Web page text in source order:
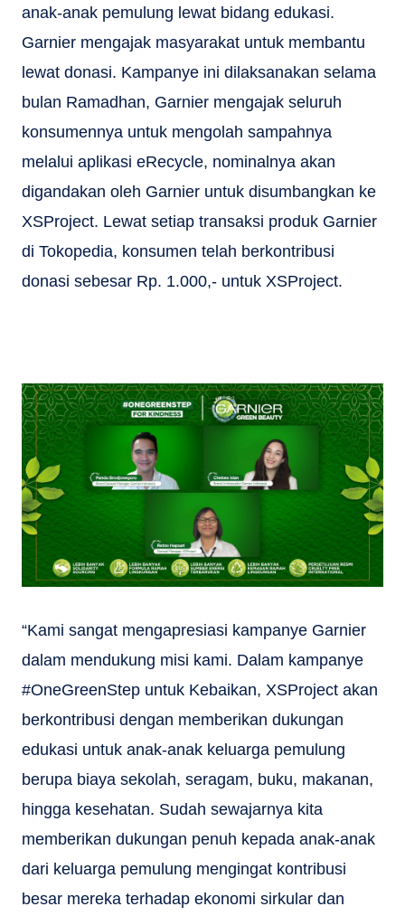
anak-anak pemulung lewat bidang edukasi.
Garnier mengajak masyarakat untuk membantu
lewat donasi. Kampanye ini dilaksanakan selama
bulan Ramadhan, Garnier mengajak seluruh
konsumennya untuk mengolah sampahnya
melalui aplikasi eRecycle, nominalnya akan
digandakan oleh Garnier untuk disumbangkan ke
XSProject. Lewat setiap transaksi produk Garnier
di Tokopedia, konsumen telah berkontribusi
donasi sebesar Rp. 1.000,- untuk XSProject.
“Kami sangat mengapresiasi kampanye Garnier
dalam mendukung misi kami. Dalam kampanye
#OneGreenStep untuk Kebaikan, XSProject akan
berkontribusi dengan memberikan dukungan
edukasi untuk anak-anak keluarga pemulung
berupa biaya sekolah, seragam, buku, makanan,
hingga kesehatan. Sudah sewajarnya kita
memberikan dukungan penuh kepada anak-anak
dari keluarga pemulung mengingat kontribusi
besar mereka terhadap ekonomi sirkular dan